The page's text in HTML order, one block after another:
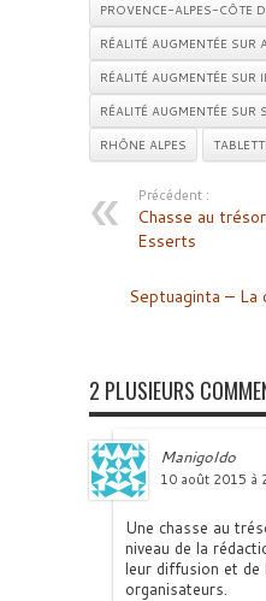
PROVENCE-ALPES-CÔTE
RÉALITÉ AUGMENTÉE SUR
RÉALITÉ AUGMENTÉE SUR
RÉALITÉ AUGMENTÉE SUR
RHÔNE ALPES
Précédent :
Chasse au
Esserts
Septuaginta – La
2 PLUSIEURS
Manigoldo
10 août 2015 à
Une chasse au
niveau de la
leur diffusion et de
organisateurs.